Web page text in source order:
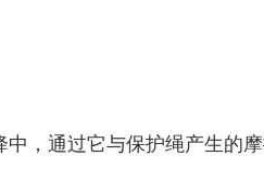
中，通过它与保护绳产生的